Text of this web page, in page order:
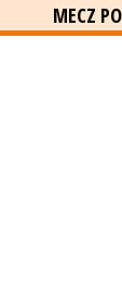
MECZ